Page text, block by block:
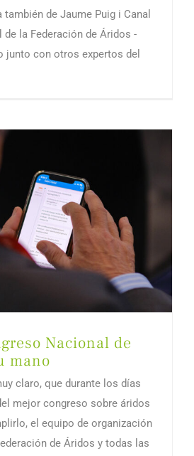
de Jaume Puig i Canal
de la Federación de Áridos -
junto con otros expertos del
Nacional de
mano
claro, que durante los días
mejor congreso sobre áridos
el equipo de organización
de Áridos y todas las